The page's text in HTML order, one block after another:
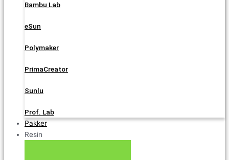
Bambu Lab
eSun
Polymaker
PrimaCreator
Sunlu
Prof. Lab
Pakker
Resin